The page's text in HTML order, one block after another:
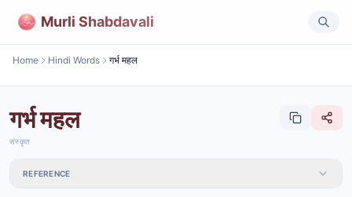
Murli Shabdavali
Home Hindi Words गर्भ महल
गर्भ महल
संस्कृत
REFERENCE